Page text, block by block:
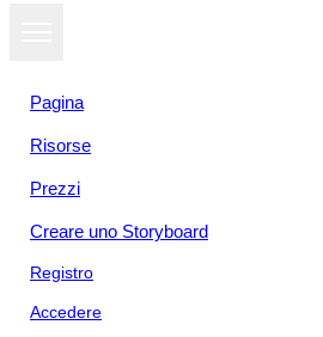
Pagina
Risorse
Prezzi
Creare uno Storyboard
Registro
Accedere